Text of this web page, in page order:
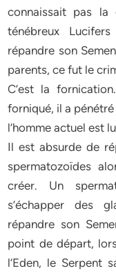
connaissait pas
ténébreux
répandre son
parents, ce fut le
C’est la
forniqué, il a
l’homme actuel est
Il est absurde de
spermatozoïdes
créer. Un
s’échapper des
répandre son
point de départ,
l’Eden, le Serpent